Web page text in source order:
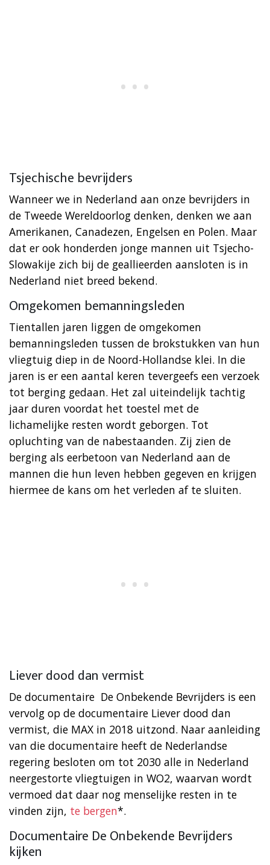
Tsjechische bevrijders
Wanneer we in Nederland aan onze bevrijders in
de Tweede Wereldoorlog denken, denken we aan
Amerikanen, Canadezen, Engelsen en Polen. Maar
dat er ook honderden jonge mannen uit Tsjecho-
Slowakije zich bij de geallieerden aansloten is in
Nederland niet breed bekend.
Omgekomen bemanningsleden
Tientallen jaren liggen de omgekomen
bemanningsleden tussen de brokstukken van hun
vliegtuig diep in de Noord-Hollandse klei. In die
jaren is er een aantal keren tevergeefs een verzoek
tot berging gedaan. Het zal uiteindelijk tachtig
jaar duren voordat het toestel met de
lichamelijke resten wordt geborgen. Tot
opluchting van de nabestaanden. Zij zien de
berging als eerbetoon van Nederland aan de
mannen die hun leven hebben gegeven en krijgen
hiermee de kans om het verleden af te sluiten.
Liever dood dan vermist
De documentaire De Onbekende Bevrijders is een
vervolg op de documentaire Liever dood dan
vermist, die MAX in 2018 uitzond. Naar aanleiding
van die documentaire heeft de Nederlandse
regering besloten om tot 2030 alle in Nederland
neergestorte vliegtuigen in WO2, waarvan wordt
vermoed dat daar nog menselijke resten in te
vinden zijn, te bergen*.
Documentaire De Onbekende Bevrijders
kijken